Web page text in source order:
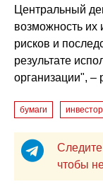
Центральный
возможность их
рисков и
результате
организации", –
бумаги инвестор